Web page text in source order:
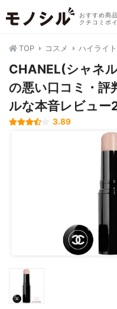
おすすめ商
クチコミポ
TOP コスメ ハイライト
CHANEL(シャネ
の悪い口コミ・評
ルな本音レビュー
3.89